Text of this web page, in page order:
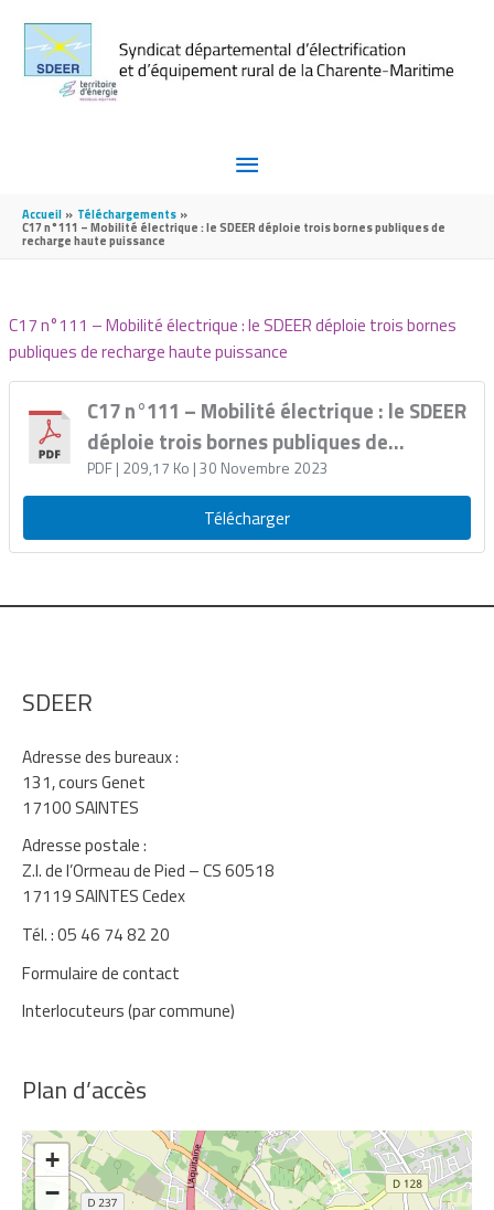
MENU
PRINCIPAL
Accueil Téléchargements
C17 n°111 – Mobilité électrique : le SDEER déploie trois bornes publiques de
recharge haute puissance
C17 n°111 – Mobilité électrique : le SDEER déploie trois bornes
publiques de recharge haute puissance
C17 n°111 – Mobilité électrique : le SDEER
déploie trois bornes publiques de
recharge haute puissance
PDF| 209,17 Ko | 30 Novembre 2023
Télécharger
SDEER
Adresse des bureaux :
131, cours Genet
17100 SAINTES
Adresse postale :
Z.I. de l’Ormeau de Pied – CS 60518
17119 SAINTES Cedex
Tél. : 05 46 74 82 20
Formulaire de contact
Interlocuteurs (par commune)
Plan d’accès
+
−